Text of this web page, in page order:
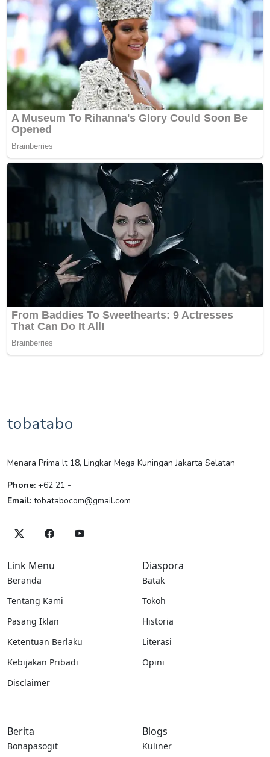
tobatabo
Menara Prima lt 18, Lingkar Mega Kuningan Jakarta Selatan
Phone: +62 21 -
Email: tobatabocom@gmail.com
Link Menu
Beranda
Tentang Kami
Pasang Iklan
Ketentuan Berlaku
Kebijakan Pribadi
Disclaimer
Diaspora
Batak
Tokoh
Historia
Literasi
Opini
Berita
Bonapasogit
Blogs
Kuliner